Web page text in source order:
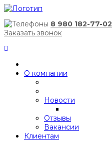
8 980 182-77-02
Заказать звонок
О компании
Новости
Отзывы
Вакансии
Клиентам